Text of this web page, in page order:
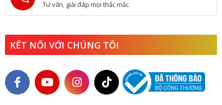
Tư vấn, giải đáp mọi thắc mắc
KẾT NỐI VỚI CHÚNG TÔI